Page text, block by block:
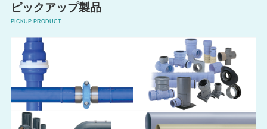
ピックアップ製品
PICKUP PRODUCT